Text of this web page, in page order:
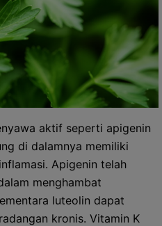
aktif seperti apigenin
di dalamnya memiliki
Apigenin telah
menghambat
luteolin dapat
kronis. Vitamin K